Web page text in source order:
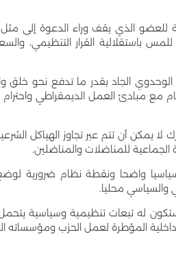
الذي يقف وراء الدعوة إلى مثل
باستقلالية القرار التنظيمي،
الجاد بقدر ما تدفع نحو
مع مبادئ العمل الديمقراطي
يمكن أن تتم عبر تجاوز الهياكل
الجماعية للمناضلات والمناضلين.
واضحا ونقطة نظام ضرورية
والسياسي محليا.
ستكون له تبعات تنظيمية وسياسية
المؤطرة لعمل الحزب ومؤسساته